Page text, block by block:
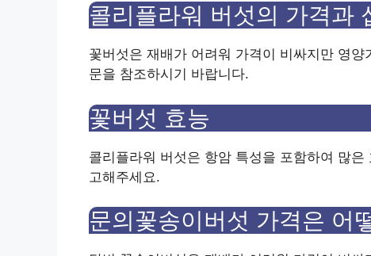
콜리플라워 버섯의 가격과
꽃버섯은 재배가 어려워 가격이 비싸지만 영
문을 참조하시기 바랍니다.
꽃버섯 효능
콜리플라워 버섯은 항암 특성을 포함하여 많
고해주세요.
문의꽃송이버섯 가격은 어